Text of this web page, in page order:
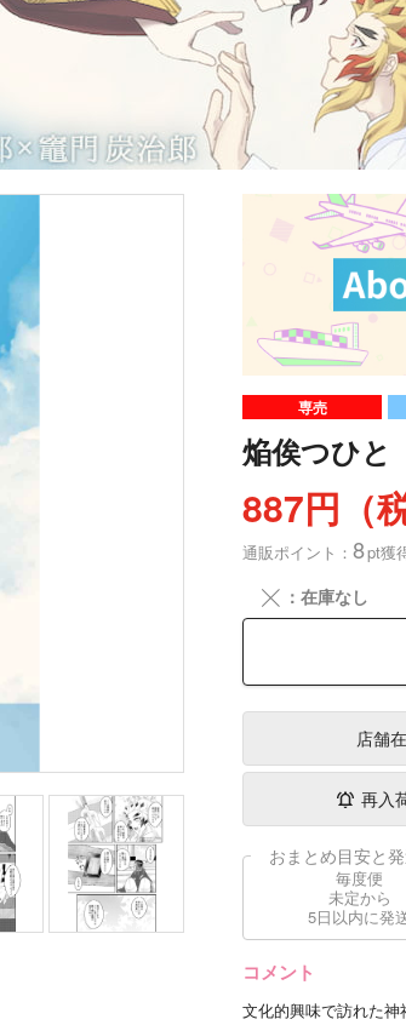
専売
焔俟つひと
887円（
通販ポイント： 8pt獲
╳ ：在庫なし
店舗
再入
おまとめ目安と
毎度便
未定から
5日以内に発
コメント
文化的興味で訪れた